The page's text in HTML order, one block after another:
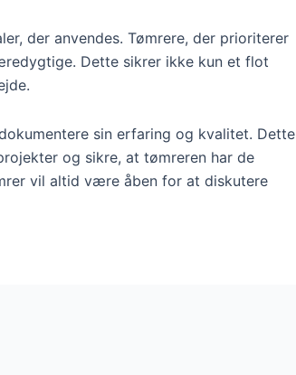
der anvendes. Tømrere, der prioriterer
Dette sikrer ikke kun et flot
sin erfaring og kvalitet. Dette
og sikre, at tømreren har de
vil altid være åben for at diskutere